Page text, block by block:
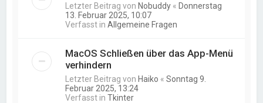
Letzter Beitrag von Nobuddy « Donnerstag
13. Februar 2025, 10:07
Verfasst inAllgemeine Fragen
MacOS Schließen über das App-Menü
verhindern
Letzter Beitrag von Haiko «Sonntag 9.
Februar 2025, 13:24
Verfasst inTkinter